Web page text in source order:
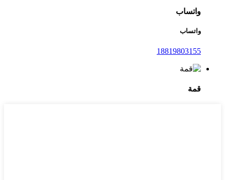
واتساب
واتساب
18819803155
قمة